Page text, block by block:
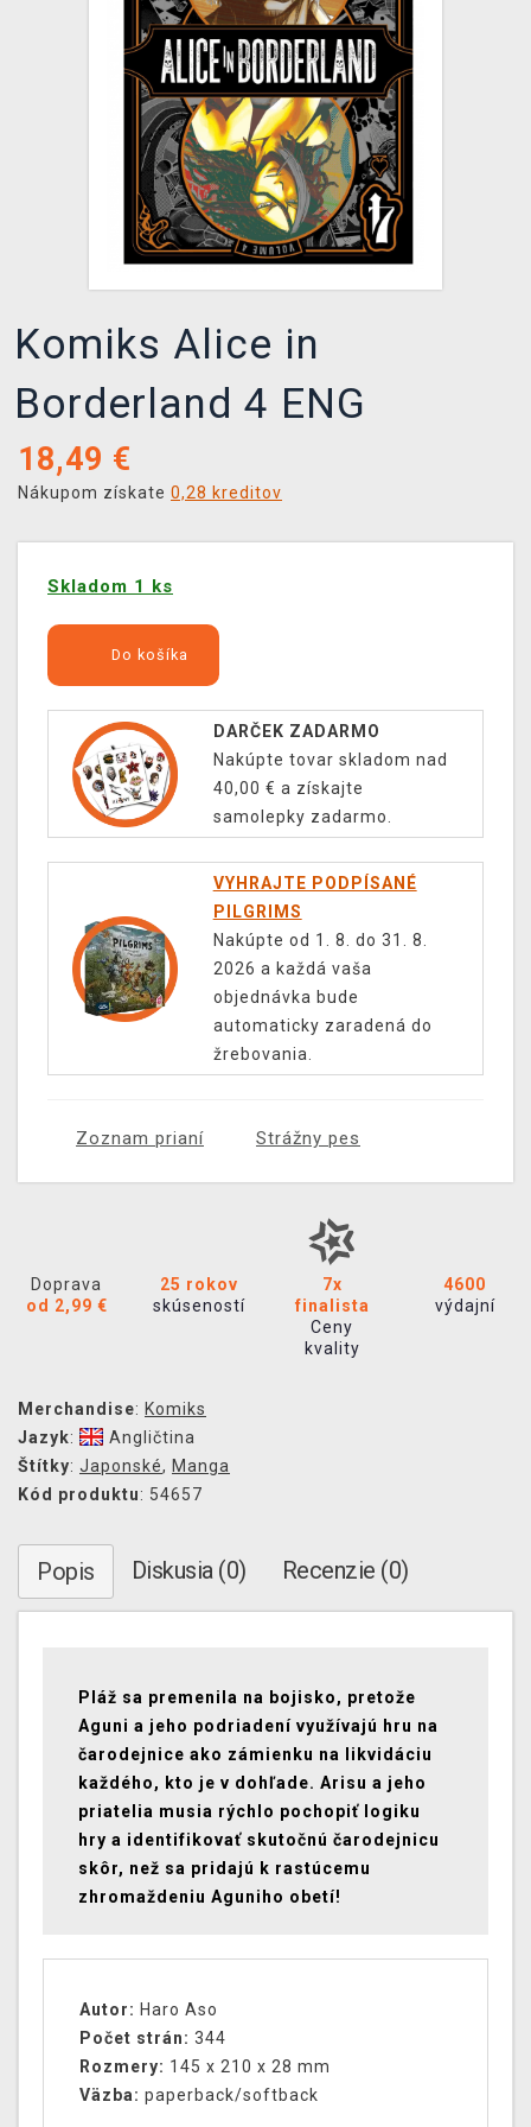
XZONE KLUB
Komiks Alice in
Borderland 4 ENG
18,49 €
Nákupom získate 0,28 kreditov
Skladom 1 ks
Do košíka
DARČEK ZADARMO
Nakúpte tovar skladom nad
40,00 € a získajte
samolepky zadarmo.
VYHRAJTE PODPÍSANÉ
PILGRIMS
Nakúpte od 1. 8. do 31. 8.
2026 a každá vaša
objednávka bude
automaticky zaradená do
žrebovania.
Zoznam prianí Strážny pes
Doprava
od 2,99 €
25 rokov
skúseností
7x
finalista
Ceny
kvality
4600
výdajní
Merchandise: Komiks
Jazyk:
Angličtina
Štítky: Japonské, Manga
Kód produktu: 54657
Popis Diskusia (0) Recenzie (0)
Pláž sa premenila na bojisko, pretože
Aguni a jeho podriadení využívajú hru na
čarodejnice ako zámienku na likvidáciu
každého, kto je v dohľade. Arisu a jeho
priatelia musia rýchlo pochopiť logiku
hry a identifikovať skutočnú čarodejnicu
skôr, než sa pridajú k rastúcemu
zhromaždeniu Aguniho obetí!
Autor: Haro Aso
Počet strán: 344
Rozmery: 145 x 210 x 28 mm
Väzba: paperback/softback